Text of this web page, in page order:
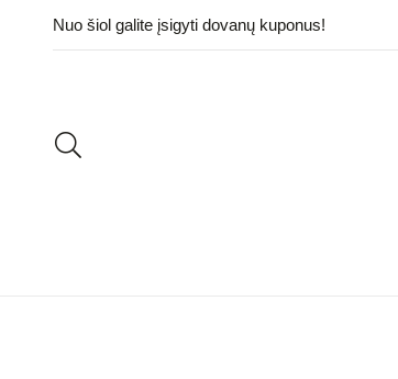
Nuo šiol galite įsigyti dovanų kuponus!